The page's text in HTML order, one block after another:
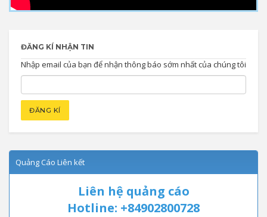
ĐĂNG KÍ NHẬN TIN
Nhập email của bạn để nhận thông báo sớm nhất của chúng tôi
Quảng Cáo Liên kết
Liên hệ quảng cáo
Hotline: +84902800728